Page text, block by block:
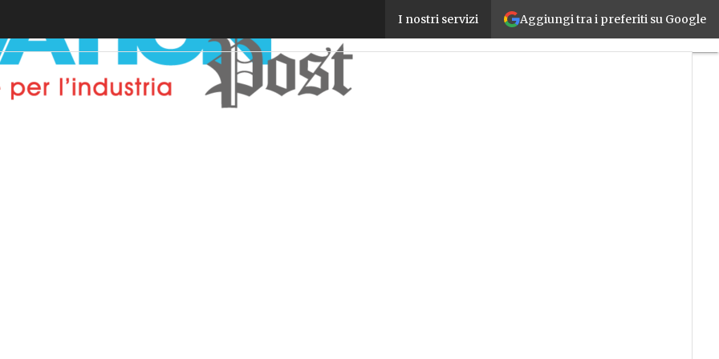
Aggiungi tra i preferiti su Google
I nostri servizi
Droni e mobilità avanzata, il mercato italiano vale